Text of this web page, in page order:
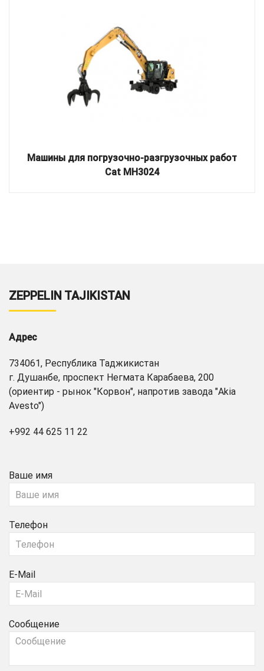
Машины для погрузочно-разгрузочных работ
Cat MH3024
ZEPPELIN TAJIKISTAN
Адрес
734061, Республика Таджикистан
г. Душанбе, проспект Негмата Карабаева, 200
(ориентир - рынок "Корвон", напротив завода "Akia
Avesto")
+992 44 625 11 22
Ваше имя
Телефон
E-Mail
Сообщение